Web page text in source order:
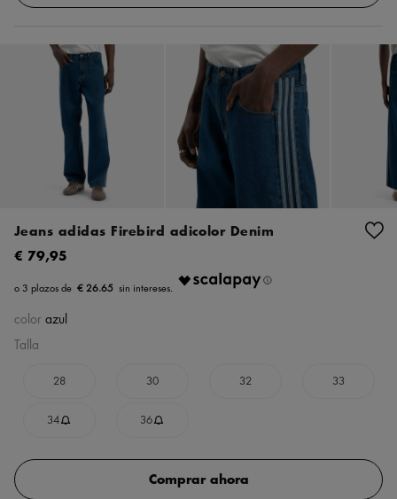
Jeans adidas Firebird adicolor Denim
€ 79,95
€ 26.65
color azul
Talla
28 30 32 33
34 36
Comprar ahora